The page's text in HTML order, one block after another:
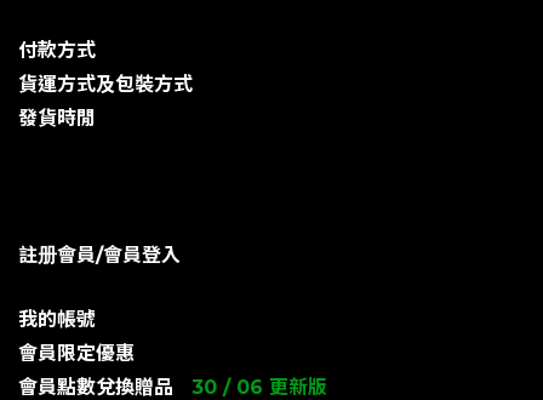
付款方式
貨運方式及包裝方式
發貨時閒
註册會員/會員登入
我的帳號
會員限定優惠
會員點數兌換贈品
30 / 06 更新版